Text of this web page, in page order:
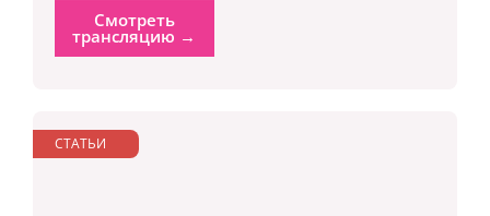
Смотреть
трансляцию →
СТАТЬИ